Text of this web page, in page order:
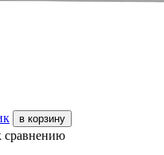
в корзину
сравнению